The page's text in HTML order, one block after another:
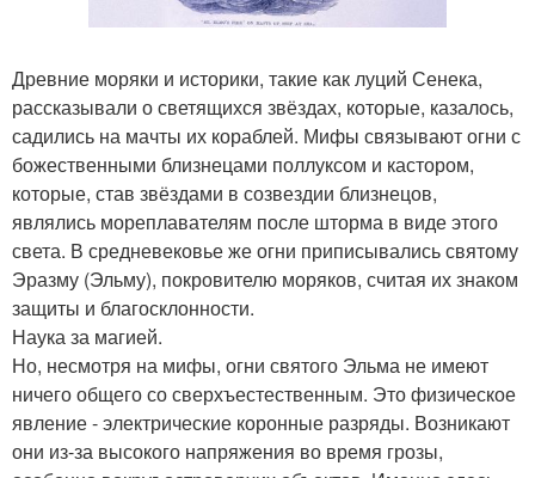
Древние моряки и историки, такие как луций Сенека,
рассказывали о светящихся звёздах, которые, казалось,
садились на мачты их кораблей. Мифы связывают огни с
божественными близнецами поллуксом и кастором,
которые, став звёздами в созвездии близнецов,
являлись мореплавателям после шторма в виде этого
света. В средневековье же огни приписывались святому
Эразму (Эльму), покровителю моряков, считая их знаком
защиты и благосклонности.
Наука за магией.
Но, несмотря на мифы, огни святого Эльма не имеют
ничего общего со сверхъестественным. Это физическое
явление - электрические коронные разряды. Возникают
они из-за высокого напряжения во время грозы,